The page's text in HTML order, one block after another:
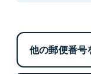
他の郵便番号